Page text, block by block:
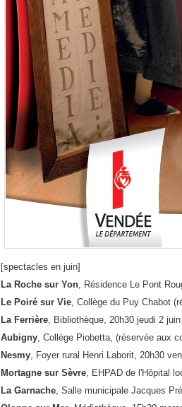
[spectacles en juin]
La Roche sur Yon, Résidence Le Pont
Le Poiré sur Vie, Collège du Puy Chabot
La Ferrière, Bibliothèque, 20h30 jeudi 2
Aubigny, Collège Piobetta, (réservée aux
Nesmy, Foyer rural Henri Laborit, 20h30
Mortagne sur Sèvre, EHPAD de l'Hôpital
La Garnache, Salle municipale Jacques